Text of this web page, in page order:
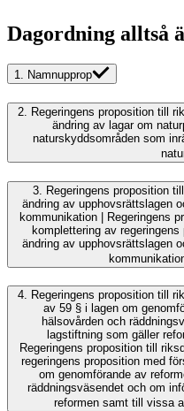
Dagordning alltså
1. Namnupprop
2. Regeringens proposition till
ändring av lagar om
naturskyddsområden som
3. Regeringens proposition
ändring av upphovsrättslagen
kommunikation | Regeringens proposition till riksdagen med förslag till
komplettering av
ändring av upphovsrättslagen
4. Regeringens proposition till
av 59 § i lagen om
hälsovården och
lagstiftning som gäller
Regeringens proposition till
regeringens proposition med
om genomförande av
räddningsväsendet och om
reformen samt till vissa